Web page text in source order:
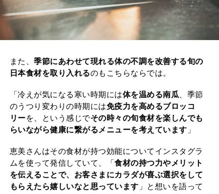
また、季節にあわせて現れる体の不調を改善する旬の
日本食材を取り入れるのもこちらならでは。
「冷えが気になる寒い時期には体を温める南瓜 、季節
のうつり変わりの時期には免疫力を高めるブロッコ
リーを、という感じでその時々の旬食材を楽しんでも
らいながら健康に繋がるメニューを考えています 」
恵美さんはその食材が持つ効能についてインスタグラ
ムを使って発信していて、「食材の持つ力やメリット
を伝えることで、お客さまにカラダが喜ぶ選択をして
もらえたら嬉しいなと思っています 」と想いを語って